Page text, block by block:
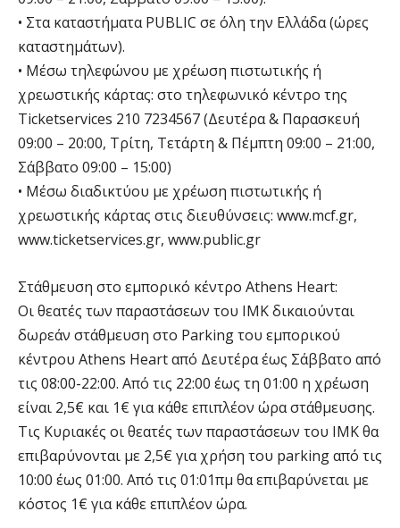
• Στα καταστήματα PUBLIC σε όλη την Ελλάδα (ώρες
καταστημάτων).
• Μέσω τηλεφώνου με χρέωση πιστωτικής ή
χρεωστικής κάρτας: στο τηλεφωνικό κέντρο της
Ticketservices 210 7234567 (Δευτέρα & Παρασκευή
09:00 – 20:00, Τρίτη, Τετάρτη & Πέμπτη 09:00 – 21:00,
Σάββατο 09:00 – 15:00)
• Μέσω διαδικτύου με χρέωση πιστωτικής ή
χρεωστικής κάρτας στις διευθύνσεις: www.mcf.gr,
www.ticketservices.gr, www.public.gr
Στάθμευση στο εμπορικό κέντρο Athens Heart:
Οι θεατές των παραστάσεων του ΙΜΚ δικαιούνται
δωρεάν στάθμευση στο Parking του εμπορικού
κέντρου Athens Heart από Δευτέρα έως Σάββατο από
τις 08:00-22:00. Από τις 22:00 έως τη 01:00 η χρέωση
είναι 2,5€ και 1€ για κάθε επιπλέον ώρα στάθμευσης.
Τις Κυριακές οι θεατές των παραστάσεων του ΙΜΚ θα
επιβαρύνονται με 2,5€ για χρήση του parking από τις
10:00 έως 01:00. Από τις 01:01πμ θα επιβαρύνεται με
κόστος 1€ για κάθε επιπλέον ώρα.